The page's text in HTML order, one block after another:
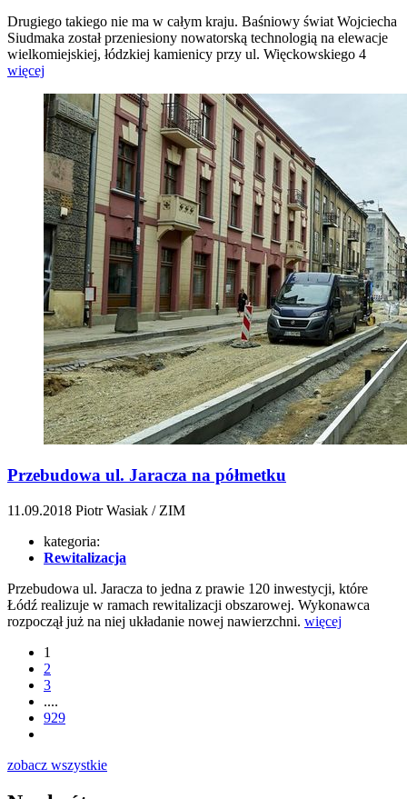
Drugiego takiego nie ma w całym kraju. Baśniowy świat Wojciecha
Siudmaka został przeniesiony nowatorską technologią na elewacje
wielkomiejskiej, łódzkiej kamienicy przy ul. Więckowskiego 4
więcej
Przebudowa ul. Jaracza na półmetku
11.09.2018 Piotr Wasiak / ZIM
kategoria:
Rewitalizacja
Przebudowa ul. Jaracza to jedna z prawie 120 inwestycji, które
Łódź realizuje w ramach rewitalizacji obszarowej. Wykonawca
rozpoczął już na niej układanie nowej nawierzchni. więcej
1
2
3
....
929
zobacz wszystkie